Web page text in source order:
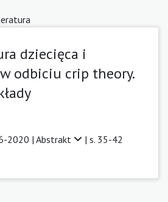
dziecięca i
odbiciu crip theory.
2020 | Abstrakt | s. 35-42